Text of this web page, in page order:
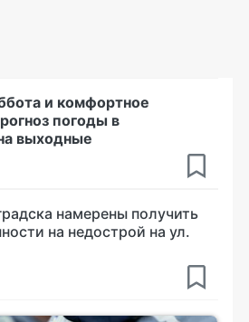
и комфортное
погоды в
выходные
намерены получить
на недострой на ул.